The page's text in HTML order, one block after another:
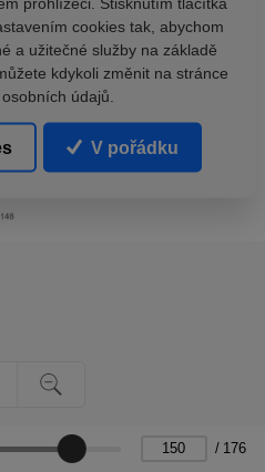
/ 176
cookies tak, abychom
a užitečné služby na základě
kdykoli změnit na stránce
údajů.
V pořádku